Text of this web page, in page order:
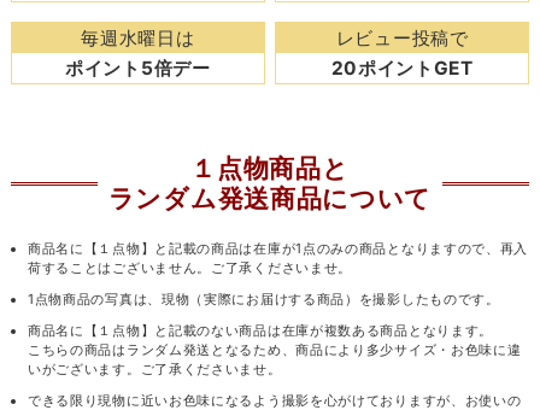
毎週水曜日は
ポイント5倍デー
レビュー投稿で
20ポイントGET
１点物商品と
ランダム発送商品について
商品名に【１点物】と記載の商品は在庫が1点のみの商品となりますので、再入
荷することはございません。ご了承くださいませ。
1点物商品の写真は、現物（実際にお届けする商品）を撮影したものです。
商品名に【１点物】と記載のない商品は在庫が複数ある商品となります。
こちらの商品はランダム発送となるため、商品により多少サイズ・お色味に違
いがございます。ご了承くださいませ。
できる限り現物に近いお色味になるよう撮影を心がけておりますが、お使いの